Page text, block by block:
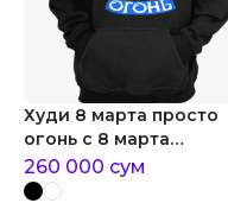
Худи 8 марта просто
огонь с 8 марта
иллюстрация
260 000 сум